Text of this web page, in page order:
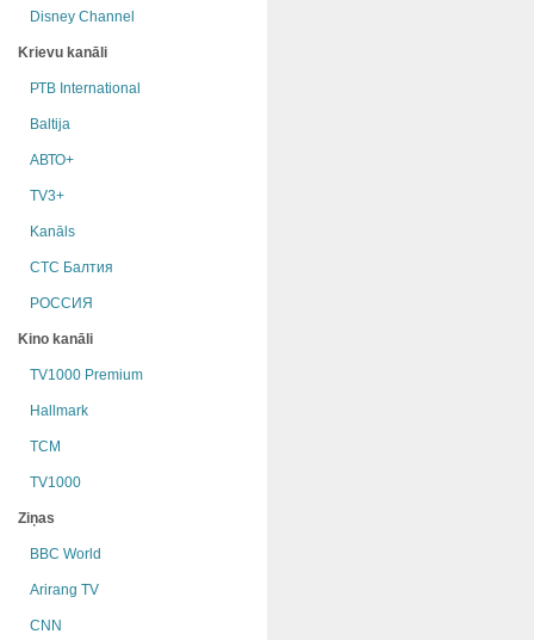
Disney Channel
Krievu kanāli
РТB International
Baltija
АВТО+
TV3+
Kanāls
СТС Балтия
РОССИЯ
Kino kanāli
TV1000 Premium
Hallmark
TCM
TV1000
Ziņas
BBC World
Arirang TV
CNN